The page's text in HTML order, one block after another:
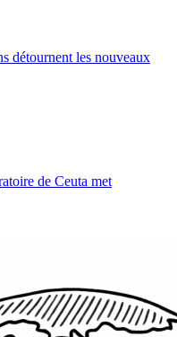
détournent les nouveaux
de Ceuta met